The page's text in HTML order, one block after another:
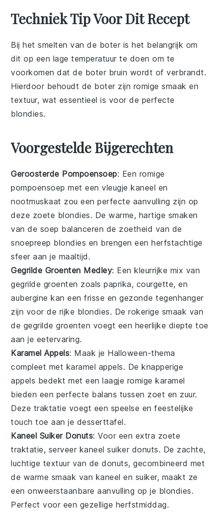
Techniek Tip Voor Dit Recept
Bij het smelten van de boter is het belangrijk om
dit op een lage temperatuur te doen om te
voorkomen dat de boter bruin wordt of verbrandt.
Hierdoor behoudt de boter zijn romige smaak en
textuur, wat essentieel is voor de perfecte
blondies.
Voorgestelde Bijgerechten
Geroosterde Pompoensoep: Een romige
pompoensoep met een vleugjekaneel en
nootmuskaat zou een perfecte aanvulling zijn op
deze zoete blondies. De warme, hartige smaken
van de soep balanceren de zoetheid van de
snoepreep blondies en brengen een herfstachtige
sfeer aan je maaltijd.
Gegrilde Groenten Medley: Een kleurrijke mix van
gegrilde groenten zoalspaprika, courgette, en
aubergine kan een frisse en gezonde tegenhanger
zijn voor de rijke blondies. De rokerige smaak van
de gegrilde groenten voegt een heerlijke diepte toe
aan je eetervaring.
Karamel Appels: Maak je Halloween-thema
compleet met karamel appels. De knapperige
appels bedekt met een laagje romige karamel
bieden een perfecte balans tussen zoet en zuur.
Deze traktatie voegt een speelse en feestelijke
touch toe aan je desserttafel.
Kaneel Suiker Donuts: Voor een extra zoete
traktatie, serveer kaneel suiker donuts. De zachte,
luchtige textuur van de donuts, gecombineerd met
de warme smaak van kaneel en suiker, maakt ze
een onweerstaanbare aanvulling op je blondies.
Perfect voor een gezellige herfstmiddag.